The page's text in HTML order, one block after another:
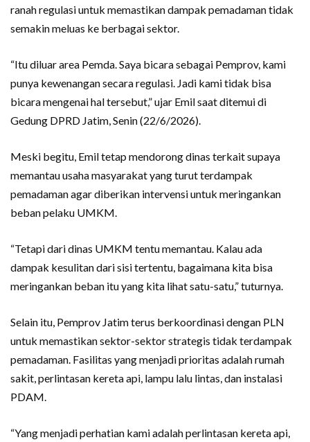
ranah regulasi untuk memastikan dampak pemadaman tidak
semakin meluas ke berbagai sektor.
“Itu diluar area Pemda. Saya bicara sebagai Pemprov, kami
punya kewenangan secara regulasi. Jadi kami tidak bisa
bicara mengenai hal tersebut,” ujar Emil saat ditemui di
Gedung DPRD Jatim, Senin (22/6/2026).
Meski begitu, Emil tetap mendorong dinas terkait supaya
memantau usaha masyarakat yang turut terdampak
pemadaman agar diberikan intervensi untuk meringankan
beban pelaku UMKM.
“Tetapi dari dinas UMKM tentu memantau. Kalau ada
dampak kesulitan dari sisi tertentu, bagaimana kita bisa
meringankan beban itu yang kita lihat satu-satu,” tuturnya.
Selain itu, Pemprov Jatim terus berkoordinasi dengan PLN
untuk memastikan sektor-sektor strategis tidak terdampak
pemadaman. Fasilitas yang menjadi prioritas adalah rumah
sakit, perlintasan kereta api, lampu lalu lintas, dan instalasi
PDAM.
“Yang menjadi perhatian kami adalah perlintasan kereta api,